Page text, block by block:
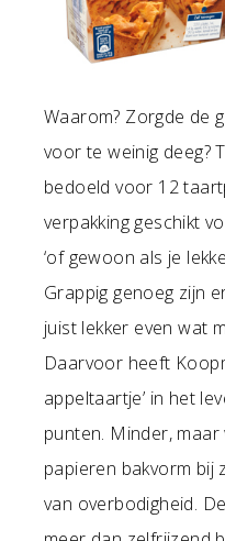
Waarom? Zorgde de
voor te weinig deeg?
bedoeld voor 12
verpakking geschikt
‘of gewoon als je
Grappig genoeg zijn
juist lekker even wat
Daarvoor heeft
appeltaartje’ in het
punten. Minder,
papieren bakvorm bij
van overbodigheid.